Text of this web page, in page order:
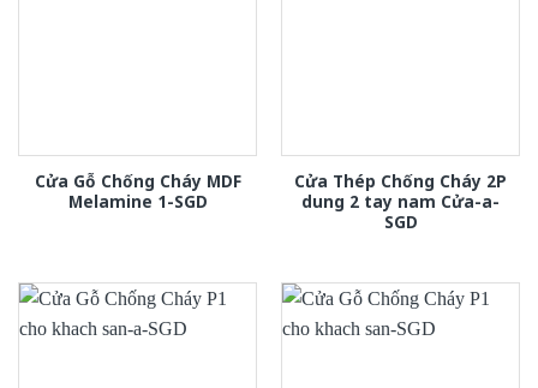
Cửa Gỗ Chống Cháy MDF
Melamine 1-SGD
Cửa Thép Chống Cháy 2P
dung 2 tay nam Cửa-a-
SGD